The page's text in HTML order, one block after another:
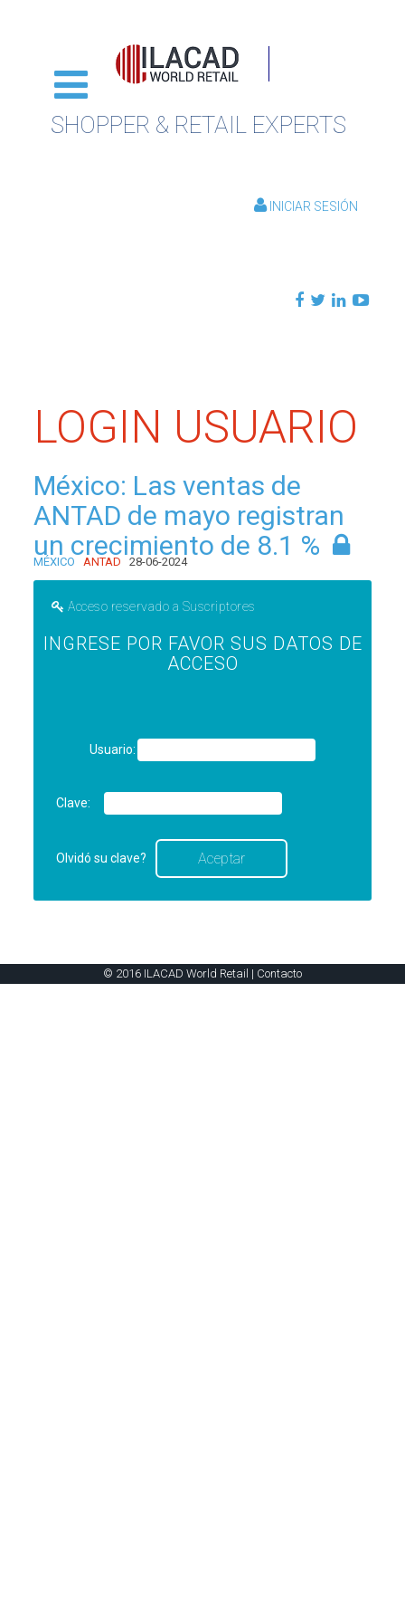
SHOPPER & RETAIL EXPERTS
INICIAR SESIÓN
LOGIN USUARIO
México: Las ventas de
ANTAD de mayo registran
un crecimiento de 8.1 %
MÉXICO ANTAD 28-06-2024
Acceso reservado a Suscriptores
INGRESE POR FAVOR SUS DATOS DE
ACCESO
Usuario:
Clave:
Olvidó su clave?
© 2016 ILACAD World Retail | Contacto